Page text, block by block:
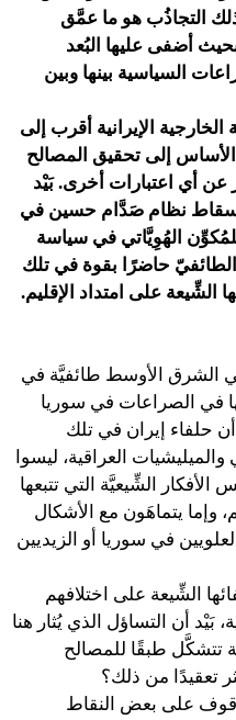
ذلك التجاذُب هو ما عمَّق
أضفى عليها البُعد
السياسية بينها وبين
الإيرانية أقرب إلى
إلى تحقيق المصالح
عن أي اعتبارات أخرى. بَيْد
إسقاط نظام صَدَّام حسين في
الهُوِيَّاتي في سياسة
حاضرًا بقوة في تلك
الشِّيعة على امتداد الإقليم.
الشرق الأوسط طائفيَّة في
في الصراعات في سوريا
حلفاء إيران في تلك
العراقية، ليسوا
الشِّيعيَّة التي تتبعها
وإما يتماهَون مع الأشكال
في سوريا أو الزيديين
الشِّيعة على اختلافهم
بَيْد أن التساؤل الذي يُثار هنا
تتشكَّل طبقًا للمصالح
تعقيدًا من ذلك؟
على بعض النقاط